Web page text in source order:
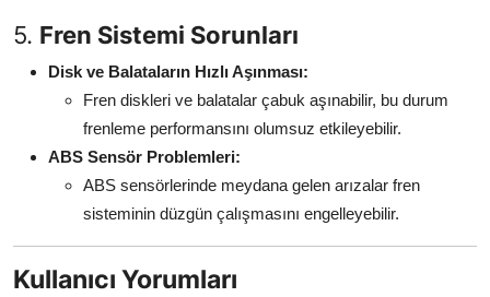
5. Fren Sistemi Sorunları
Disk ve Balataların Hızlı Aşınması:
Fren diskleri ve balatalar çabuk aşınabilir, bu durum
frenleme performansını olumsuz etkileyebilir.
ABS Sensör Problemleri:
ABS sensörlerinde meydana gelen arızalar fren
sisteminin düzgün çalışmasını engelleyebilir.
Kullanıcı Yorumları